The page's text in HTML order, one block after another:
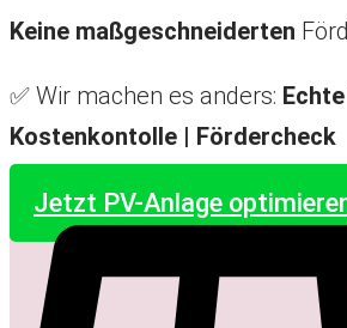
Keine maßgeschneiderten
✅ Wir machen es anders:
Kostenkontolle | Fördercheck
Jetzt PV-Anlage